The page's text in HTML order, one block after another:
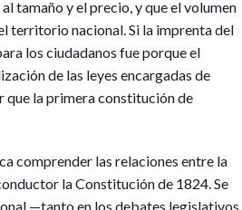
tamaño y el precio, y que el volumen
territorio nacional. Si la imprenta del
los ciudadanos fue porque el
de las leyes encargadas de
que la primera constitución de
comprender las relaciones entre la
la Constitución de 1824. Se
—tanto en los debates legislativos